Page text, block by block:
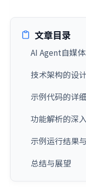
文章目录
AI Agent自媒
技术架构的设
示例代码的详
功能解析的深
示例运行结果
总结与展望